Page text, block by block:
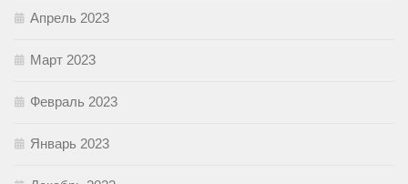
Апрель 2023
Март 2023
Февраль 2023
Январь 2023